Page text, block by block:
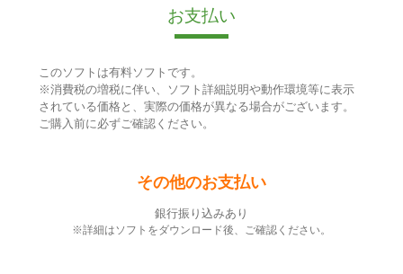
お支払い
このソフトは有料ソフトです。
※消費税の増税に伴い、ソフト詳細説明や動作環境等に表示
されている価格と、実際の価格が異なる場合がございます。
ご購入前に必ずご確認ください。
その他のお支払い
銀行振り込みあり
※詳細はソフトをダウンロード後、ご確認ください。